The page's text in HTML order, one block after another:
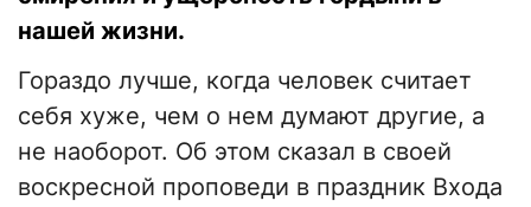
нашей жизни.
Гораздо лучше, когда человек считает
себя хуже, чем о нем думают другие, а
не наоборот. Об этом сказал в своей
воскресной проповеди в праздник Входа